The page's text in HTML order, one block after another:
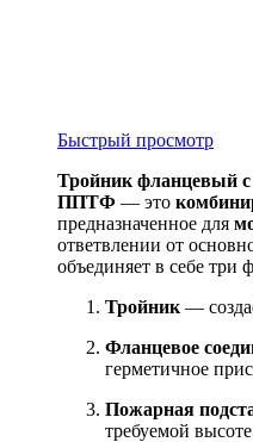
Быстрый просмотр
Тройник фланцевый
ППТФ — это
предназначенное для
ответвлении от
объединяет в себе три
Тройник —
Фланцевое
герметичное
Пожарная
требуемой